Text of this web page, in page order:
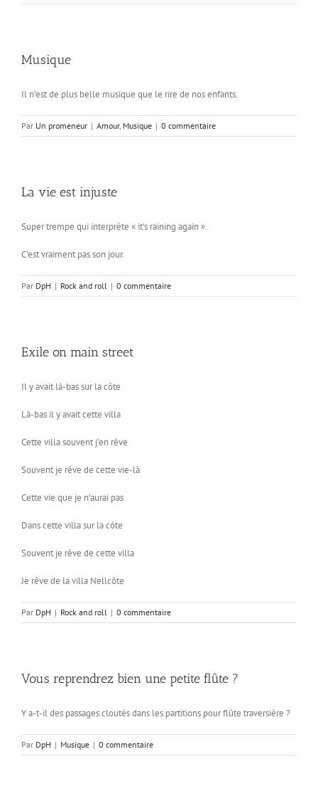
Musique
Il n’est de plus belle musique que le rire de nos enfants.
Par Un promeneur | Amour, Musique | 0 commentaire
La vie est injuste
Super trempe qui interprète « it’s raining again ».
C’est vraiment pas son jour.
Par DpH | Rock and roll | 0 commentaire
Exile on main street
Il y avait là-bas sur la côte
Là-bas il y avait cette villa
Cette villa souvent j’en rêve
Souvent je rêve de cette vie-là
Cette vie que je n’aurai pas
Dans cette villa sur la côte
Souvent je rêve de cette villa
Je rêve de la villa Nellcôte
Par DpH | Rock and roll | 0 commentaire
Vous reprendrez bien une petite flûte ?
Y a-t-il des passages cloutés dans les partitions pour flûte traversière ?
Par DpH | Musique | 0 commentaire